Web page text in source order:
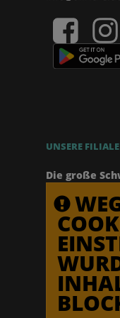
UNSERE
Die große